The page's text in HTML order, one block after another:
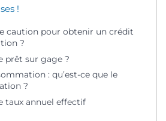
!
caution pour obtenir un crédit
?
prêt sur gage ?
: qu’est-ce que le
?
taux annuel effectif